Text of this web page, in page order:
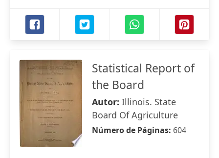
Statistical Report of
the Board
Autor: Illinois. State
Board Of Agriculture
Número de Páginas: 604